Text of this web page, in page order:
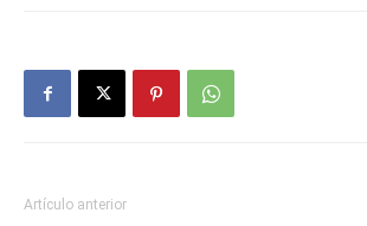
Artículo anterior